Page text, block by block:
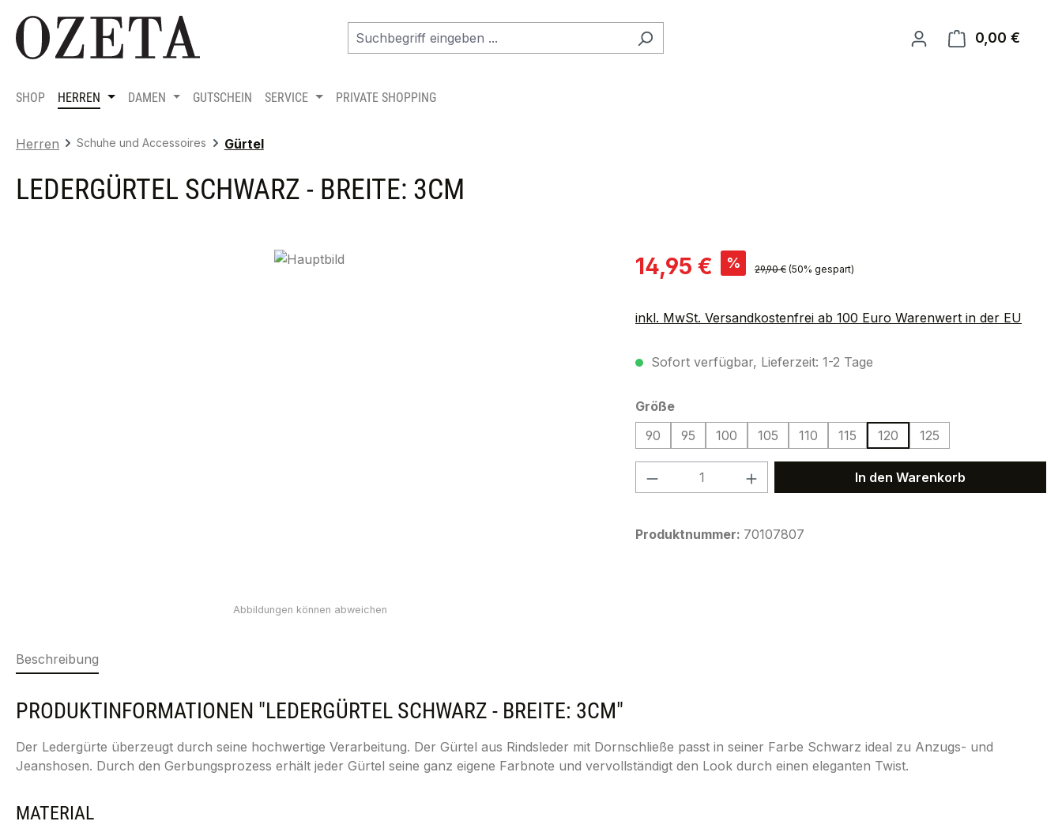
Hauptinhalt springen
Zur Suche springen
Zur Hauptnavigation springen
0,00 €
SHOP HERREN DAMEN GUTSCHEIN SERVICE PRIVATE SHOPPING
Herren Schuhe und Accessoires Gürtel
LEDERGÜRTEL SCHWARZ - BREITE: 3CM
Verkaufspreis:
14,95 € % Regulärer Preis:
29,90 € (50% gespart)
inkl. MwSt. Versandkostenfrei ab 100 Euro Warenwert in der EU
Sofort verfügbar, Lieferzeit: 1-2 Tage
Größeauswählen
90
95 100 105 110 115 120 125
Produkt Anzahl: Gib den gewünschten Wert
In den Warenkorb
Produktnummer: 70107807
Beschreibung
PRODUKTINFORMATIONEN "LEDERGÜRTEL SCHWARZ - BREITE: 3CM"
Der Ledergürte überzeugt durch seine hochwertige Verarbeitung. Der Gürtel aus Rindsleder mit Dornschließe passt in seiner Farbe Schwarz ideal zu Anzugs- und
Jeanshosen. Durch den Gerbungsprozess erhält jeder Gürtel seine ganz eigene Farbnote und vervollständigt den Look durch einen eleganten Twist.
MATERIAL